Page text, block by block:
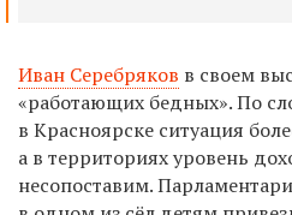
Иван Серебряков в своем
«работающих бедных». По
в Красноярске ситуация
а в территориях уровень
несопоставим.